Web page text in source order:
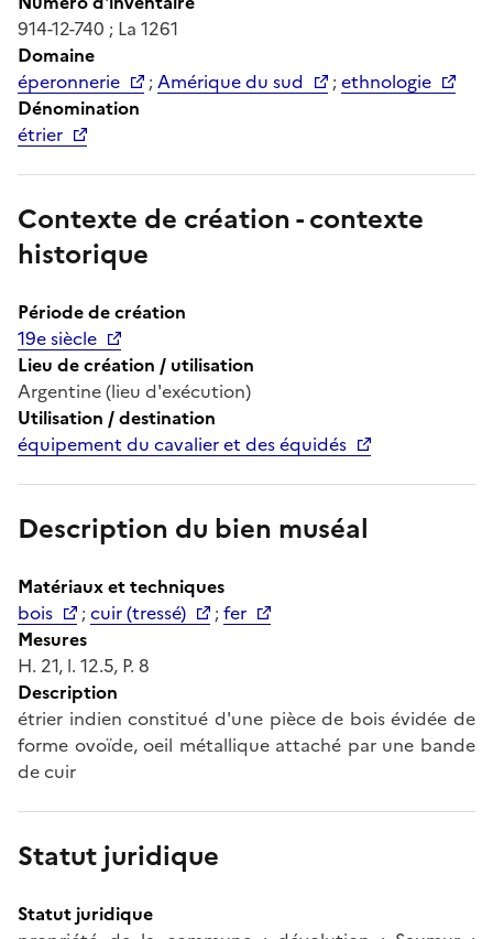
914-12-740 ; La 1261
Domaine
éperonnerie
;Amérique du sud ;ethnologie
Dénomination
étrier
Contexte de création - contexte
historique
Période de création
19e siècle
Lieu de création / utilisation
Argentine (lieu d'exécution)
Utilisation / destination
équipement du cavalier et des équidés
Description du bien muséal
Matériaux et techniques
bois
;cuir (tressé) ;fer
Mesures
H. 21, l. 12.5, P. 8
Description
étrier indien constitué d'une pièce de bois évidée de
forme ovoïde, oeil métallique attaché par une bande
de cuir
Statut juridique
Statut juridique